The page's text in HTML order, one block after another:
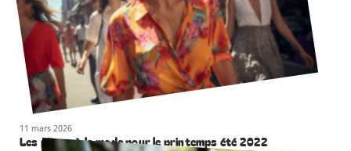
11 mars 2026
Les pièces à la mode pour le printemps été 2022